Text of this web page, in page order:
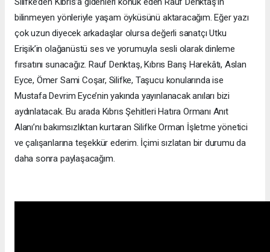
bilinmeyen yönleriyle yaşam öyküsünü aktaracağım. Eğer yazı
çok uzun diyecek arkadaşlar olursa değerli sanatçı Utku
Erişik’in olağanüstü ses ve yorumuyla sesli olarak dinleme
fırsatını sunacağız. Rauf Denktaş, Kıbrıs Barış Harekâtı, Aslan
Eyce, Ömer Sami Coşar, Silifke, Taşucu konularında ise
Mustafa Devrim Eyce’nin yakında yayınlanacak anıları bizi
aydınlatacak. Bu arada Kıbrıs Şehitleri Hatıra Ormanı Anıt
Alanı’nı bakımsızlıktan kurtaran Silifke Orman İşletme yönetici
ve çalışanlarına teşekkür ederim. İçimi sızlatan bir durumu da
daha sonra paylaşacağım.